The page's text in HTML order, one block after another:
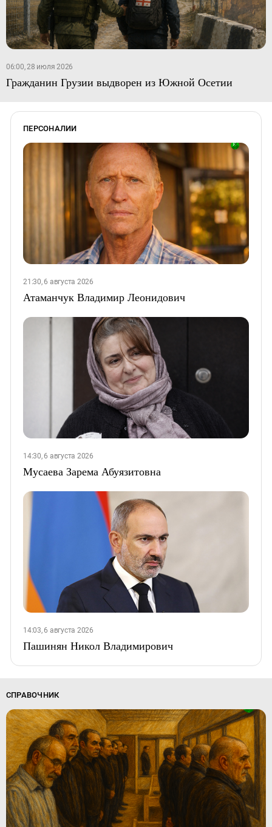
06:00, 28 июля 2026
Гражданин Грузии выдворен из Южной Осетии
ПЕРСОНАЛИИ
21:30, 6 августа 2026
Атаманчук Владимир Леонидович
14:30, 6 августа 2026
Мусаева Зарема Абуязитовна
14:03, 6 августа 2026
Пашинян Никол Владимирович
СПРАВОЧНИК